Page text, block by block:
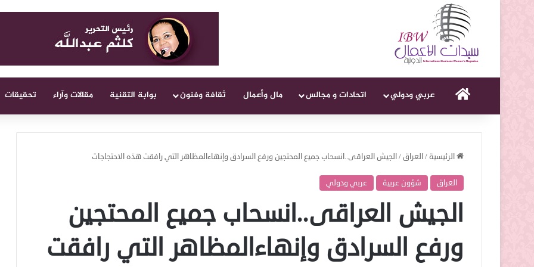
الرئيسيةعربي ودولي اتحادات و مجالس مال وأعمال ثقافة وفنون بوابة التقنية مقالات وآراء تحقيقات
الرئيسية/العراق/الجيش العراقى..انسحاب جميع المحتجين ورفع السرادق وإنهاءالمظاهر التي رافقت هذه الاحتجاجات
العراق شؤون عربية عربي ودولي
الجيش العراقى..انسحاب جميع المحتجين
ورفع السرادق وإنهاءالمظاهر التي رافقت